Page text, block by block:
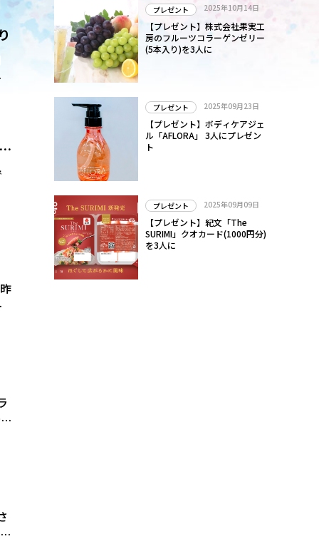
プレゼント 2025年10月14日
【プレゼント】株式会社果実工
房のフルーツコラーゲンゼリー
(5本入り)を3人に
プレゼント 2025年09月23日
【プレゼント】ボディケアジェ
ル「AFLORA」 3人にプレゼン
ト
プレゼント 2025年09月09日
【プレゼント】紀文「The
SURIMI」クオカード(1000円分)
を3人に